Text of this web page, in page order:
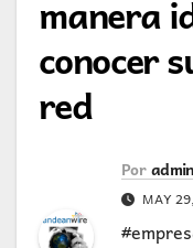
manera
conocer
red
Por admin
MAY